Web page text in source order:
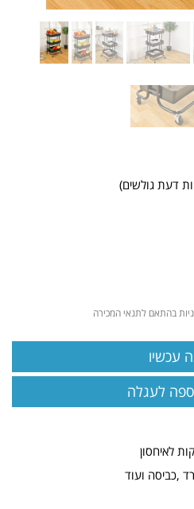
דעת גולשים)
בהתאם לתנאי המכירה
לעגלה
,כביסה ועוד